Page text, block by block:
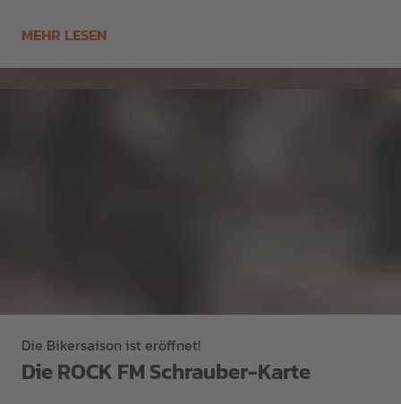
MEHR LESEN
Die Bikersaison ist eröffnet!
Die ROCK FM Schrauber-Karte